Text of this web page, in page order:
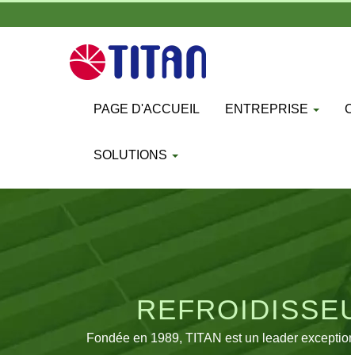
PAGE D'ACCUEIL ENTREPRISE
SOLUTIONS
Fondée en 1989, TITAN est un leader